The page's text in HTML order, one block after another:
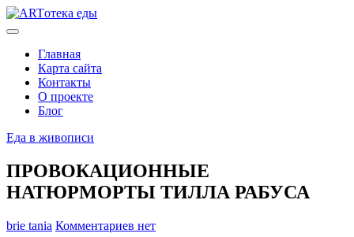
Главная
Карта сайта
Контакты
О проекте
Блог
Еда в живописи
ПРОВОКАЦИОННЫЕ
НАТЮРМОРТЫ ТИЛЛА РАБУСА
brie tania Комментариев нет